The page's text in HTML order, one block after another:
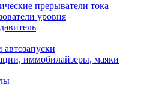
прерыватели тока
уровня
иммобилайзеры, маяки